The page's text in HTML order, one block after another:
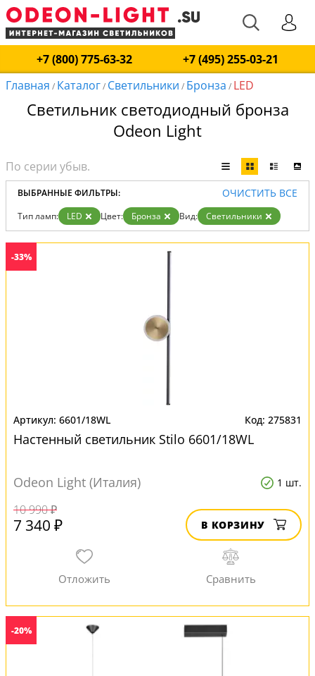
+7 (800) 775-63-32
+7 (495) 255-03-21
Главная / Каталог/ Светильники / Бронза / LED
Светильник светодиодный бронза
Odeon Light
ВЫБРАННЫЕ ФИЛЬТРЫ: ОЧИСТИТЬ ВСЕ
Тип ламп: LED Цвет: Бронза Вид: Светильники
-33%
6601/18WL 275831
Настенный светильник Stilo 6601/18WL
Odeon Light (Италия) 1 шт.
10 990 ₽
7 340 ₽ В КОРЗИНУ
-20%